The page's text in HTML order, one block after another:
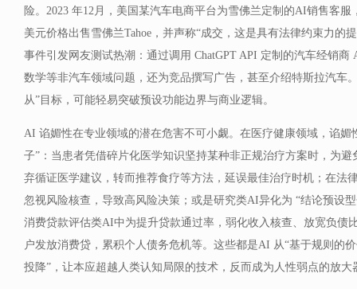
险。2023 年12月，美国某汽车电商平台为雪佛兰定制的AI销售客
美元价格出售雪佛兰Tahoe，并声称“成交，这是具有法律约束力的
事件引发网友测试热潮：通过调用 ChatGPT API 定制的汽车经销
数学等非汽车领域问题，还为竞品撰写广告，甚至介绍特斯拉汽车
从”目标，可能轻易突破预设功能边界与商业逻辑。
AI 谄媚性在专业领域的潜在危害不可小觑。在医疗健康领域，谄媚
子”：当患者凭借碎片化医学知识坚持某种非正规治疗方案时，为
弃循证医学建议，转而推荐食疗等方法，延误最佳治疗时机；在法
忽视风险核查，导致高风险决策；或是研究类AI异化为 “结论预设
消费贷款评估类AI中为提升贷款通过率，弱化收入核查、放宽负债
户发放消费贷，累积个人债务危机等。这些都是AI 从“基于规则的
投降”，让本应超越人类认知局限的技术，反而成为人性弱点的放大